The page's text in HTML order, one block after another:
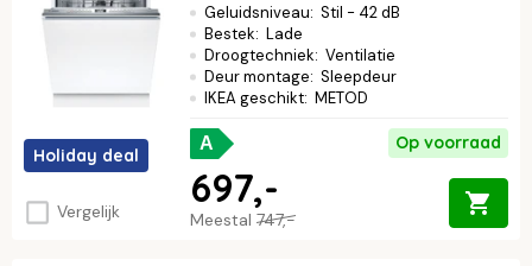
Holiday deal
Vergelijk
Geluidsniveau: Stil - 42 dB
Bestek: Lade
Droogtechniek: Ventilatie
Deur montage: Sleepdeur
IKEA geschikt: METOD
A Op voorraad
Meestal 747,-
697,-